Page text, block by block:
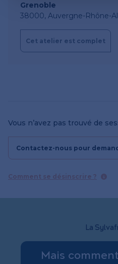
Grenoble
38000, Auvergne-Rhône-
Cet atelier est complet
Vous n’avez pas trouvé de
Contactez-nous pour
Comment se désinscrire ?
La
Mais